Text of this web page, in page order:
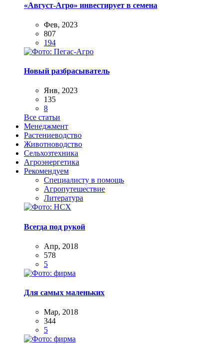
«Август-Агро» инвестирует в семена
Фев, 2023
807
194
Новый разбрасыватель
Янв, 2023
135
8
Все статьи
Менеджмент
Растениеводство
Животноводство
Сельхозтехника
Агроэнергетика
Рекомендуем
Специалисту в помощь
Агропутешествие
Литература
Всегда под рукой
Апр, 2018
578
5
Для самых маленьких
Мар, 2018
344
5